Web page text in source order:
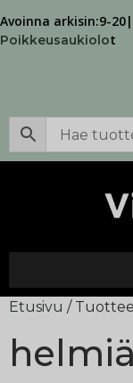
Avoinna arkisin:9-
Poikkeusaukiolot
Etusivu /